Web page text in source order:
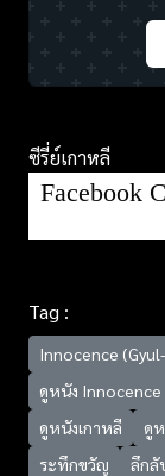
ซีรี่ย์เกาหลี
Facebook
Tag :
Innocence
ดูหนัง Innocence
ดูหนังเกาหลี
ดู
ระทึกขวัญ
ลึกลั